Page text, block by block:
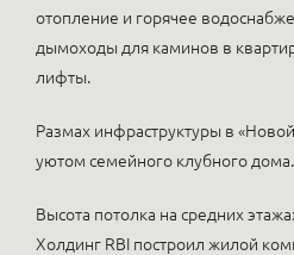
отопление и горячее
дымоходы для каминов в
лифты.
Размах инфраструктуры в «Новой
уютом семейного клубного дома.
Высота потолка на средних
Холдинг RBI построил жилой